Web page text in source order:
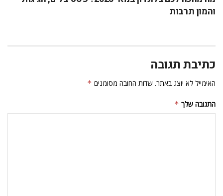
והמון תרבות
כתיבת תגובה
האימייל לא יוצג באתר. שדות החובה מסומנים *
התגובה שלך *